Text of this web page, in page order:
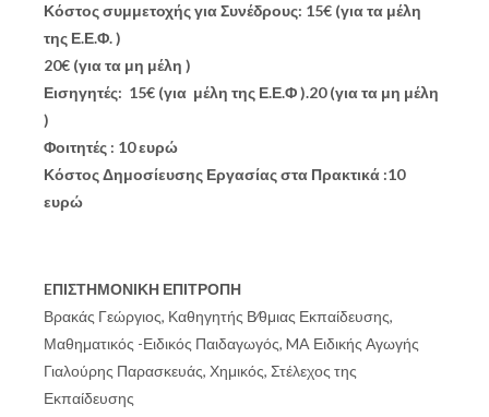
Κόστος συμμετοχής για Συνέδρους: 15€ (για τα μέλη
της Ε.Ε.Φ. )
20€ (για τα μη μέλη )
Εισηγητές: 15€ (για μέλη της Ε.Ε.Φ ).20 (για τα μη μέλη
)
Φοιτητές : 10 ευρώ
Κόστος Δημοσίευσης Εργασίας στα Πρακτικά :10
ευρώ
EΠΙΣΤΗΜΟΝΙΚΗ ΕΠΙΤΡΟΠΗ
Βρακάς Γεώργιος, Καθηγητής Β∕θμιας Εκπαίδευσης,
Μαθηματικός -Ειδικός Παιδαγωγός, MA Ειδικής Αγωγής
Γιαλούρης Παρασκευάς, Χημικός, Στέλεχος της
Εκπαίδευσης